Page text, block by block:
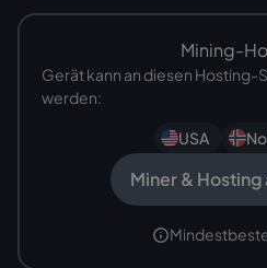
Mining-
Gerät kann an diesen
werden:
USA
Miner & Hosting